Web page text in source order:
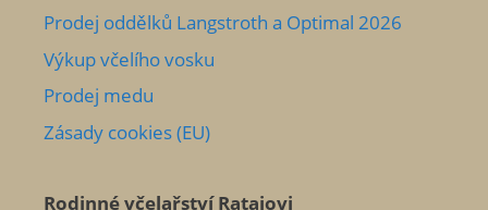
Prodej oddělků Langstroth a Optimal 2026
Výkup včelího vosku
Prodej medu
Zásady cookies (EU)
Rodinné včelařství Ratajovi